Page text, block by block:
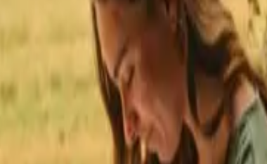
+125.000 volgers 💬 Nederlandstalige support
in Frankrijk